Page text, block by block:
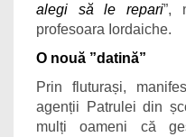
alegi să le repari”,
profesoara Iordaiche.
O nouă ”datină”
Prin fluturași,
agenții Patrulei din
mulți oameni că